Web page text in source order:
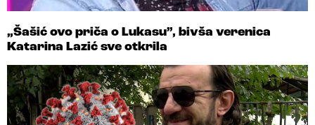
„Šašić ovo priča o Lukasu”, bivša verenica
Katarina Lazić sve otkrila